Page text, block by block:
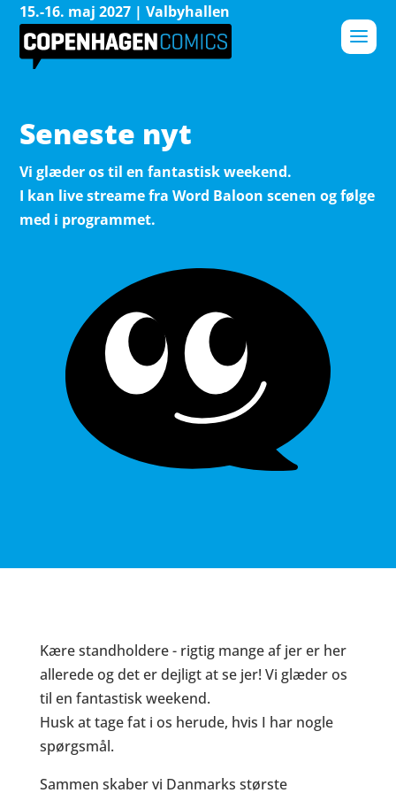
15.-16. maj 2027 | Valbyhallen
Seneste nyt
Vi glæder os til en fantastisk weekend.
I kan live streame fra Word Baloon scenen og følge
med i programmet.
Kære standholdere - rigtig mange af jer er her
allerede og det er dejligt at se jer! Vi glæder os
til en fantastisk weekend.
Husk at tage fat i os herude, hvis I har nogle
spørgsmål.
Sammen skaber vi Danmarks største